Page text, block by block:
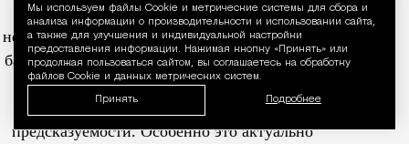
Уведомление
Мы используем файлы Сookie и метрические системы для сбора и
анализа информации о производительности и использовании сайта,
а также для улучшения и индивидуальной настройки
предоставления информации. Нажимая кнопку «Принять» или
продолжая пользоваться сайтом, вы соглашаетесь на обработку
файлов Cookie и данных метрических систем.
Принять Подробнее
нервозность возникает из-за
неопределенности: как долго стоять на сдачу
багажа, а потом — на паспортный контроль.
Ускоренное прохождение предполетных
формальностей вернет ощущение
предсказуемости. Особенно это актуально